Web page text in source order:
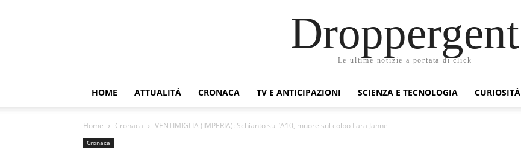
Droppergent
Le ultime notizie a portata di click
HOME ATTUALITÀ CRONACA TV E ANTICIPAZIONI SCIENZA E TECNOLOGIA CURIOSITÀ
Home Cronaca VENTIMIGLIA (IMPERIA): Schianto sull’A10, muore sul colpo Lara Janne
Cronaca